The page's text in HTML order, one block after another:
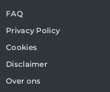
FAQ
Privacy Policy
Cookies
Disclaimer
Over ons